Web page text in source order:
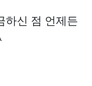
하신 점 언제든